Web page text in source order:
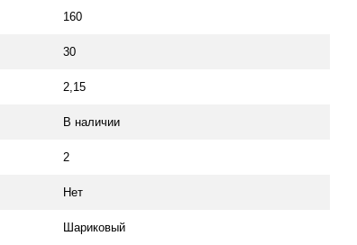
160
30
2,15
В наличии
2
Нет
Шариковый